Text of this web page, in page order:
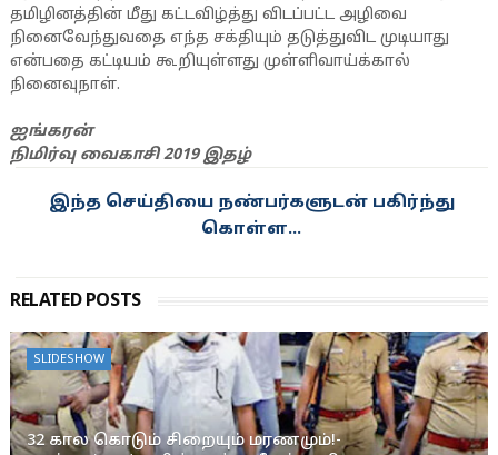
தமிழினத்தின் மீது கட்டவிழ்த்து விடப்பட்ட அழிவை
நினைவேந்துவதை எந்த சக்தியும் தடுத்துவிட முடியாது
என்பதை கட்டியம் கூறியுள்ளது முள்ளிவாய்க்கால்
நினைவுநாள்.
ஐங்கரன்
நிமிர்வு வைகாசி 2019 இதழ்
இந்த செய்தியை நண்பர்களுடன் பகிர்ந்து
கொள்ள...
RELATED POSTS
SLIDESHOW
32 கால கொடும் சிறையும் மரணமும்!-